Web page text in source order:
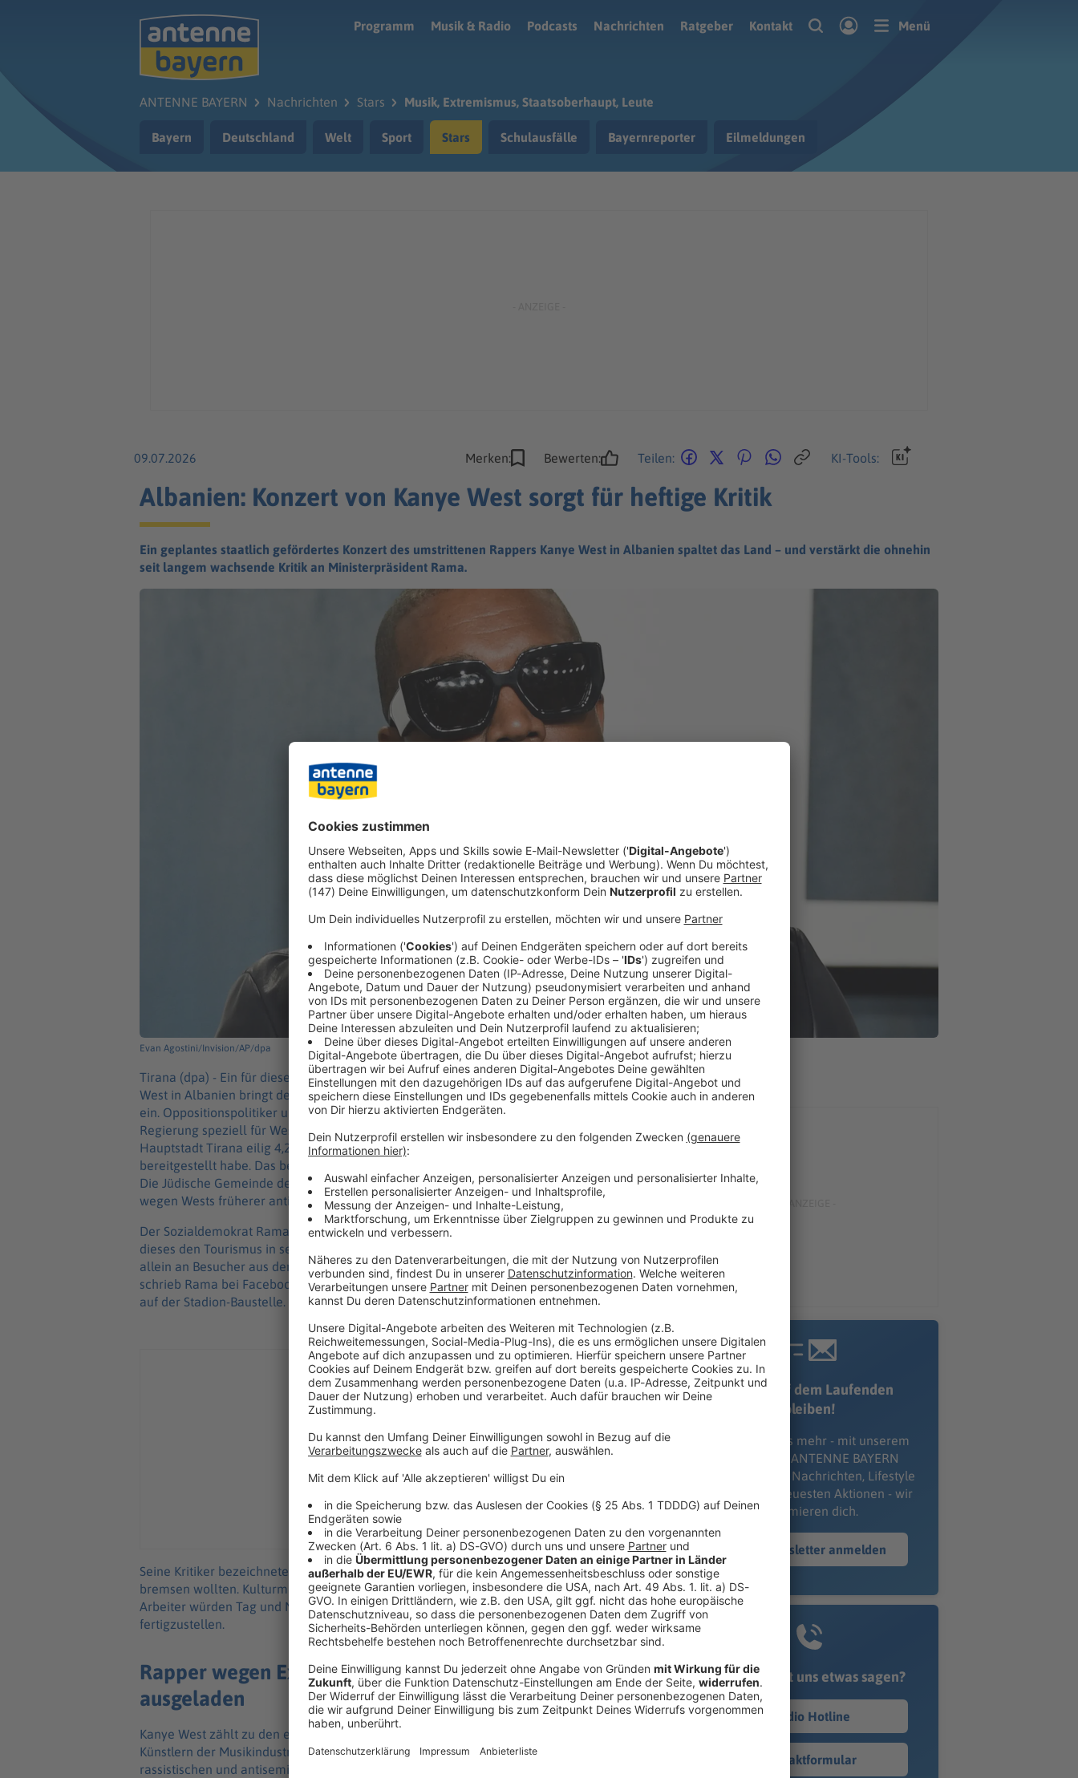
Programm
Musik & Radio Podcasts Nachrichten Ratgeber Kontakt Menü
ANTENNE BAYERN Nachrichten Stars Musik, Extremismus, Staatsoberhaupt, Leute
Bayern Deutschland Welt Sport Stars Schulausfälle Bayernreporter Eilmeldungen
09.07.2026 Merken: Bewerten: Teilen: KI-Tools:
Albanien: Konzert von Kanye West sorgt für heftige Kritik
Ein geplantes staatlich gefördertes Konzert des umstrittenen Rappers Kanye West in Albanien spaltet das Land – und verstärkt die ohnehin
seit langem wachsende Kritik an Ministerpräsident Rama.
Evan Agostini/Invision/AP/dpa
Tirana (dpa) - Ein für diesen Samstag geplantes Konzert des umstrittenen US-Rappers Kanye
West in Albanien bringt dem Ministerpräsidenten des Adria-Landes, Edi Rama, heftige Kritik
ein. Oppositionspolitiker und freie politische Aktivisten beanstandeten, dass Ramas
Regierung speziell für Wests Konzert zur Vorbereitung eines Stadions am Rande der
Hauptstadt Tirana eilig 4,2 Millionen Euro aus dem Notfall-Fonds des Staatshaushalts
bereitgestellt habe. Das berichtete unter anderen Medien das Portal «balkaninsight.com».
Die Jüdische Gemeinde des Landes habe den geplanten Auftritt bereits im Mai dieses Jahres
wegen Wests früherer antisemitischer Äußerungen kritisiert.
Der Sozialdemokrat Rama verteidigte die Förderung des Konzerts mit dem Argument, dass
dieses den Tourismus in seinem Land fördern würde. Es seien dafür bereits 25.000 Karten
allein an Besucher aus dem Ausland verkauft worden, und zwar sogar aus 80 Ländern,
schrieb Rama bei Facebook. Dort veröffentlichte Rama auch ein Video von seinem Besuch
auf der Stadion-Baustelle.
Seine Kritiker bezeichnete Rama als «Krähen und Raben», die Albaniens Entwicklung
bremsen wollten. Kulturminister Blendi Gonxhja nannte West einen «großen Künstler». 3.500
Arbeiter würden Tag und Nacht arbeiten, um das Stadion für das Konzert rechtzeitig
fertigzustellen.
Rapper wegen Extremismus aus einigen Ländern
ausgeladen
Kanye West zählt zu den einflussreichsten und zugleich am stärksten polarisierenden
Künstlern der Musikindustrie. Immer wieder fiel der Ex-Mann von Kim Kardashian mit
rassistischen und antisemitischen Aussagen auf. 2025 hatte er ein Lied mit dem Titel «Heil
Immer auf dem Laufenden
bleiben!
Verpass' nichts mehr - mit unserem
kostenlosen ANTENNE BAYERN
Newsletter. Ob Nachrichten, Lifestyle
oder unsere neuesten Aktionen - wir
informieren dich.
Zum Newsletter anmelden
Du möchtest uns etwas sagen?
Studio Hotline
Kontaktformular